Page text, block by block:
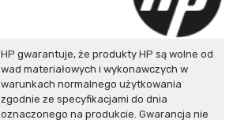
HP gwarantuje, że produkty HP są wolne od
wad materiałowych i wykonawczych w
warunkach normalnego użytkowania
zgodnie ze specyfikacjami do dnia
oznaczonego na produkcie. Gwarancja nie